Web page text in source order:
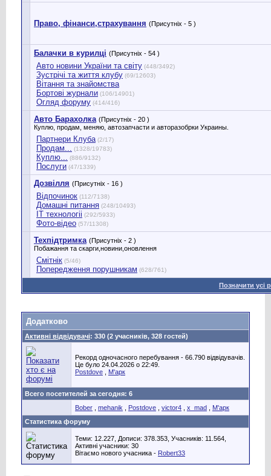
Право, фінанси,страхування (Присутніх - 5 )
Балачки в курилці (Присутніх - 54 )
Авто новини України та світу (448/3492)
Зустрічі та життя клубу (69/12603)
Вітання та знайомства
Бортові журнали (106/14901)
Огляд форуму (414/416)
Авто Барахолка (Присутніх - 20 )
Куплю, продам, меняю, автозапчасти и авторазобрки Украины.
Партнери Клуба (2/17)
Продам... (1328/19783)
Куплю... (886/9132)
Послуги (47/1339)
Дозвілля (Присутніх - 16 )
Відпочинок (112/7138)
Домашні питання (248/10493)
IT технологіі (292/5933)
Фото-відео (57/11308)
Техпідтримка (Присутніх - 2 )
Побажання та скарги,новини,оновлення
Смітнік (5/46)
Попередження порушникам (628/761)
Позначити усі
Додатково
Активні відвідувачі: 330 (2 учасників, 328 гостей)
Рекорд одночасного перебування - 66.790 відвідувачів.
Це було 24.04.2026 о 22:49.
Postdove
М'арк
Всего посетителей за сегодня: 6
Bober
mehanik Postdove victor4 x_mad
М'арк
Статистика форуму
Теми: 12.227, Дописи: 378.353, Учасників: 11.564,
Активні учасники: 30
Вітаємо нового учасника - Robert33